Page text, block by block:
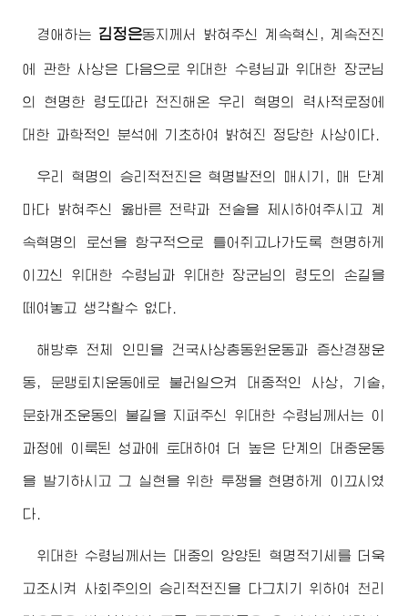
경애하는 김정은동지 께서 밝혀주신 계속혁신, 계속전진
에 관한 사상은 다음으로위대한 수령님 과위대한 장군님
의 현명한 령도따라 전진해온 우리 혁명의 력사적로정에
대한 과학적인 분석에 기초하여 밝혀진 정당한 사상이다.
우리 혁명의 승리적전진은 혁명발전의 매시기, 매 단계
마다 밝혀주신 옳바른 전략과 전술을 제시하여주시고 계
속혁명의 로선을 항구적으로 틀어쥐고나가도록 현명하게
이끄신 위대한 수령님 과 위대한 장군님의 령도의 손길을
떼여놓고 생각할수 없다.
해방후 전체 인민을 건국사상총동원운동과 증산경쟁운
동, 문맹퇴치운동에로 불러일으켜 대중적인 사상, 기술,
문화개조운동의 불길을 지펴주신 위대한 수령님 께서는 이
과정에 이룩된 성과에 토대하여 더 높은 단계의 대중운동
을 발기하시고 그 실현을 위한 투쟁을 현명하게 이끄시였
다.
위대한 수령님 께서는 대중의 앙양된 혁명적기세를 더욱
고조시켜 사회주의의 승리적전진을 다그치기 위하여 천리